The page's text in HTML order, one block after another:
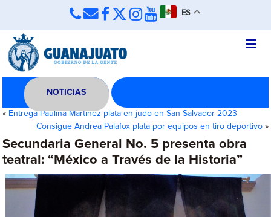
ES
NOTICIAS
« Entrega Paulina Martínez plata en judo en San Salvador 2023
Consigue Andrea Palafox plata por equipos en tiro deportivo»
Secundaria General No. 5 presenta obra
teatral: “México a Través de la Historia”